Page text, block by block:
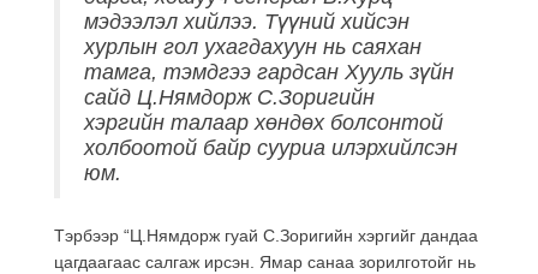
мэдээлэл хийлээ. Түүний хийсэн
хурлын гол ухагдахуун нь саяхан
тамга, тэмдгээ гардсан Хууль зүйн
сайд Ц.Нямдорж С.Зоригийн
хэргийн талаар хөндөх болсонтой
холбоотой байр сууриа илэрхийлсэн
юм.
Тэрбээр “Ц.Нямдорж гуай С.Зоригийн хэргийг дандаа
цагдаагаас салгаж ирсэн. Ямар санаа зорилготойг нь